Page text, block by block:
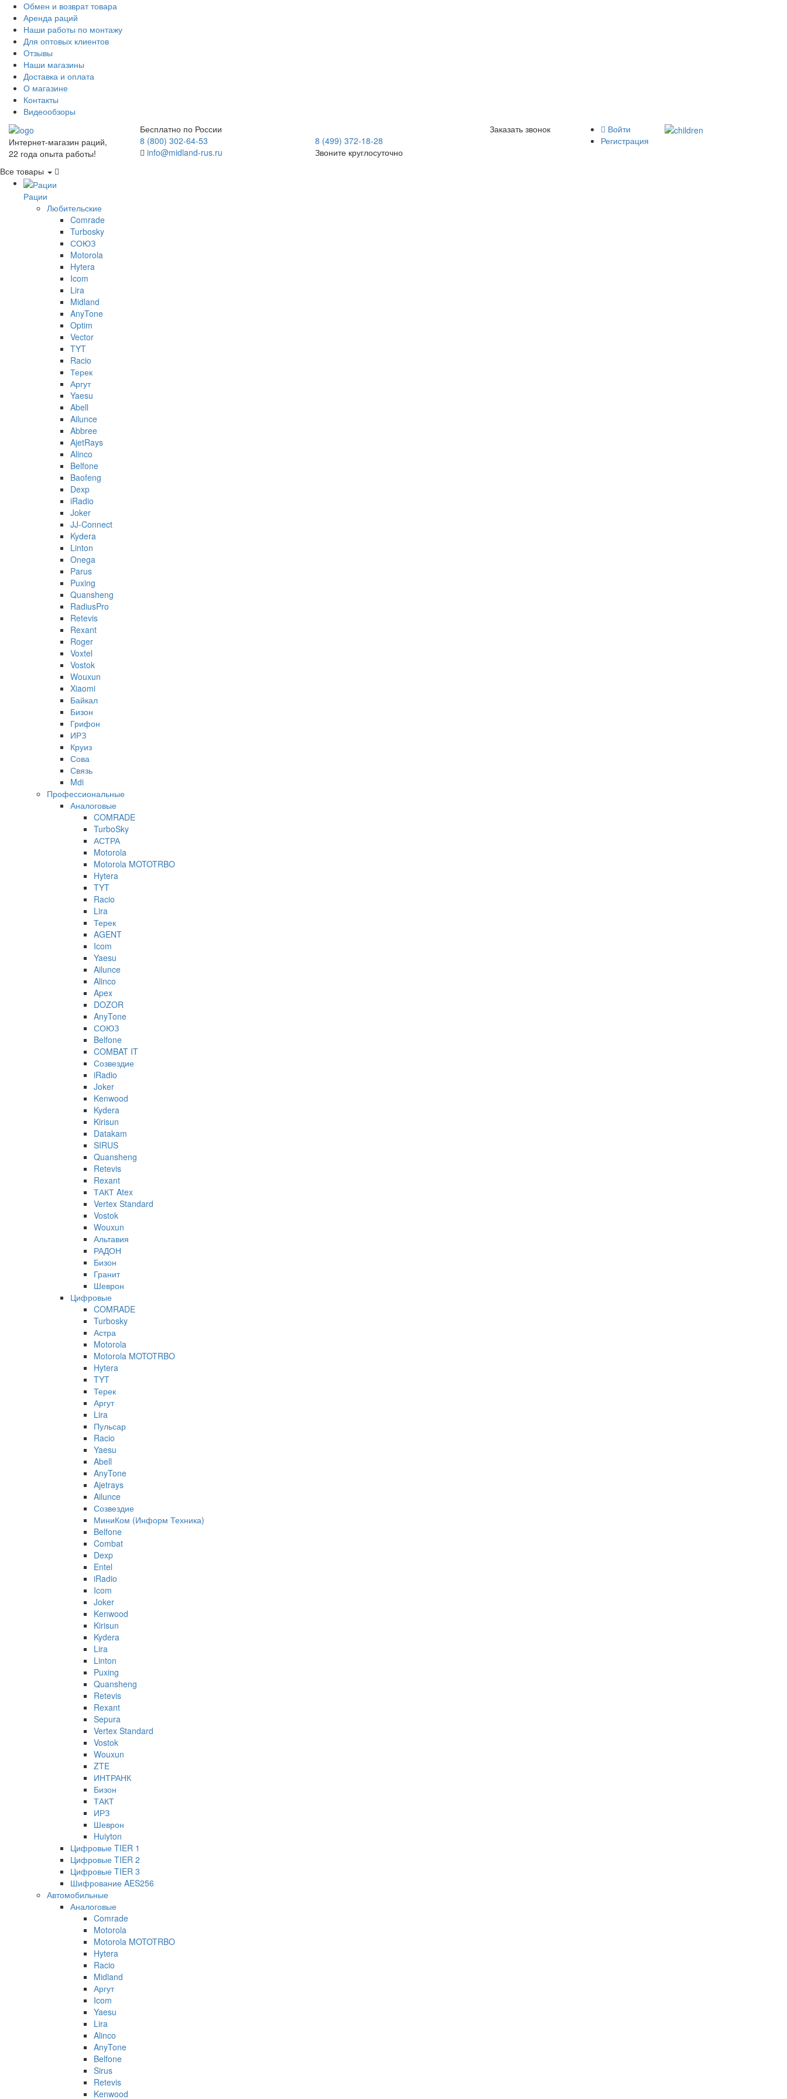
Обмен и возврат товара
Аренда раций
Наши работы по монтажу
Для оптовых клиентов
Отзывы
Наши магазины
Доставка и оплата
О магазине
Контакты
Видеообзоры
Интернет-магазин раций,
22 года опыта работы!
Бесплатно по России
8 (800) 302-64-53
info@midland-rus.ru
8 (499) 372-18-28
Звоните круглосуточно
Заказать звонок
Войти
Регистрация
Все товары
Рации
Любительские
Comrade
Turbosky
СОЮЗ
Motorola
Hytera
Icom
Lira
Midland
AnyTone
Optim
Vector
TYT
Racio
Терек
Аргут
Yaesu
Abell
Ailunce
Abbree
AjetRays
Alinco
Belfone
Baofeng
Dexp
iRadio
Joker
JJ-Connect
Kydera
Linton
Onega
Parus
Puxing
Quansheng
RadiusPro
Retevis
Rexant
Roger
Voxtel
Vostok
Wouxun
Xiaomi
Байкал
Бизон
Грифон
ИРЗ
Круиз
Сова
Связь
Mdi
Профессиональные
Аналоговые
COMRADE
TurboSky
АСТРА
Motorola
Motorola MOTOTRBO
Hytera
TYT
Racio
Lira
Терек
AGENT
Icom
Yaesu
Ailunce
Alinco
Apex
DOZOR
AnyTone
СОЮЗ
Belfone
COMBAT IT
Созвездие
iRadio
Joker
Kenwood
Kydera
Kirisun
Datakam
SIRUS
Quansheng
Retevis
Rexant
ТАКТ Atex
Vertex Standard
Vostok
Wouxun
Альтавия
РАДОН
Бизон
Гранит
Шеврон
Цифровые
COMRADE
Turbosky
Астра
Motorola
Motorola MOTOTRBO
Hytera
TYT
Терек
Аргут
Lira
Пульсар
Racio
Yaesu
Abell
AnyTone
Ajetrays
Ailunce
Созвездие
МиниКом (Информ Техника)
Belfone
Combat
Dexp
Entel
iRadio
Icom
Joker
Kenwood
Kirisun
Kydera
Lira
Linton
Puxing
Quansheng
Retevis
Rexant
Sepura
Vertex Standard
Vostok
Wouxun
ZTE
ИНТРАНК
Бизон
ТАКТ
ИРЗ
Шеврон
Huiyton
Цифровые TIER 1
Цифровые TIER 2
Цифровые TIER 3
Шифрование AES256
Автомобильные
Аналоговые
Comrade
Motorola
Motorola MOTOTRBO
Hytera
Racio
Midland
Аргут
Icom
Yaesu
Lira
Alinco
AnyTone
Belfone
Sirus
Retevis
Kenwood